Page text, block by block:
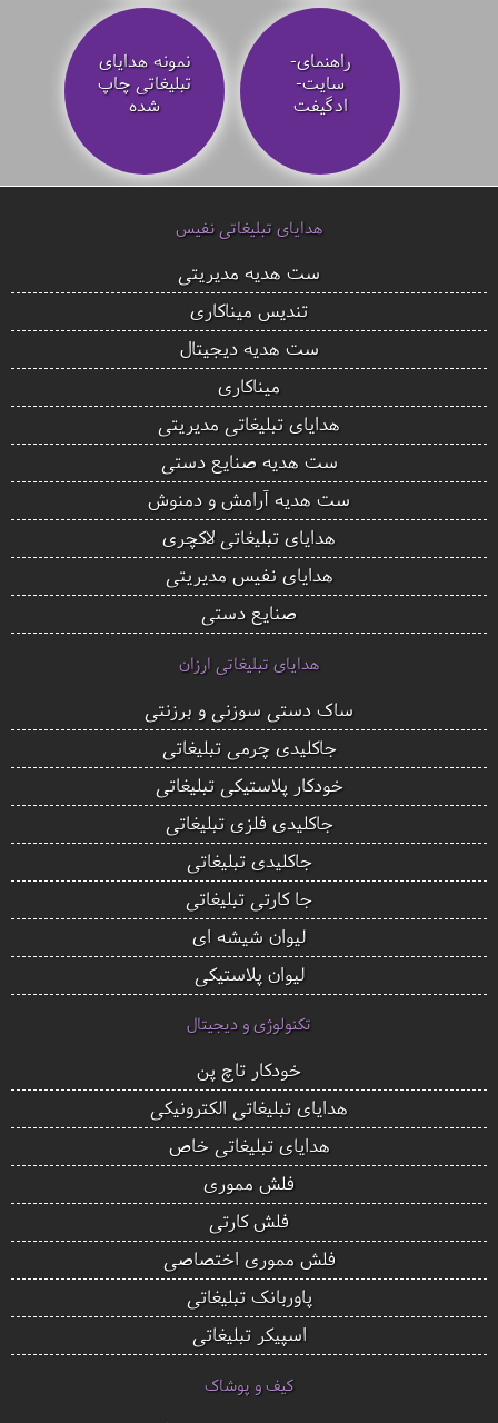
راهنمای-
سایت-
ادگیفت
نمونه هدایای
تبلیغاتی چاپ
شده
هدایای تبلیغاتی نفیس
ست هدیه مدیریتی
تندیس میناکاری
ست هدیه دیجیتال
میناکاری
هدایای تبلیغاتی مدیریتی
ست هدیه صنایع دستی
ست هدیه آرامش و دمنوش
هدایای تبلیغاتی لاکچری
هدایای نفیس مدیریتی
صنایع دستی
هدایای تبلیغاتی ارزان
ساک دستی سوزنی و برزنتی
جاکلیدی چرمی تبلیغاتی
خودکار پلاستیکی تبلیغاتی
جاکلیدی فلزی تبلیغاتی
جاکلیدی تبلیغاتی
جا کارتی تبلیغاتی
لیوان شیشه ای
لیوان پلاستیکی
تکنولوژی و دیجیتال
خودکار تاچ پن
هدایای تبلیغاتی الکترونیکی
هدایای تبلیغاتی خاص
فلش مموری
فلش کارتی
فلش مموری اختصاصی
پاوربانک تبلیغاتی
اسپیکر تبلیغاتی
کیف و پوشاک